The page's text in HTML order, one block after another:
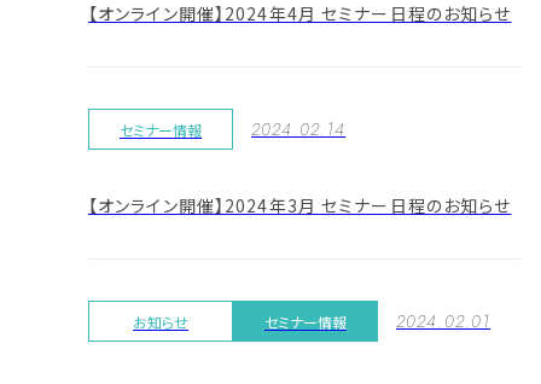
【オンライン開催】2024年4月 セミナー日程のお知らせ
セミナー情報 2024.02.14
【オンライン開催】2024年3月 セミナー日程のお知らせ
お知らせ セミナー情報 2024.02.01